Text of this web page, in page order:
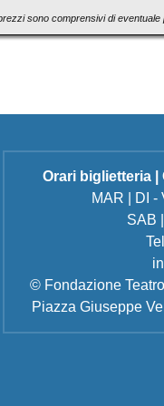
sono comprensivi di
Orari biglietteria
MAR | DI -
SAB
© Fondazione
Piazza Giuseppe